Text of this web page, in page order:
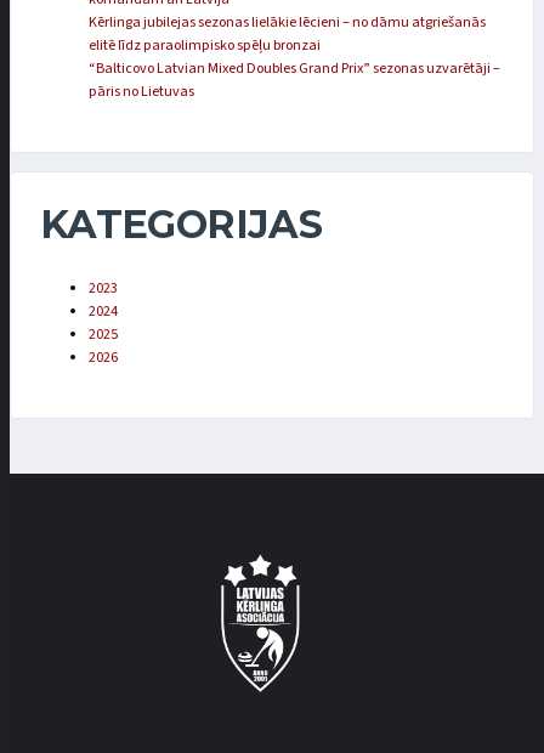
Kērlinga jubilejas sezonas lielākie lēcieni – no dāmu atgriešanās
elitē līdz paraolimpisko spēļu bronzai
“Balticovo Latvian Mixed Doubles Grand Prix” sezonas uzvarētāji –
pāris no Lietuvas
KATEGORIJAS
2023
2024
2025
2026